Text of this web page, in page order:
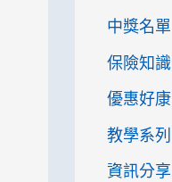
中獎名單
保險知識
優惠好康
教學系列
資訊分享